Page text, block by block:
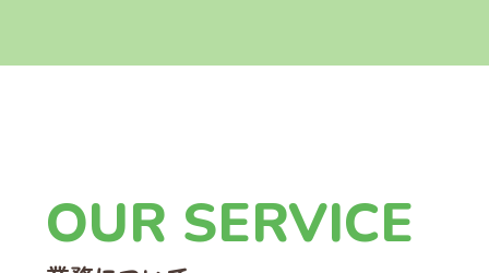
OUR SERVICE